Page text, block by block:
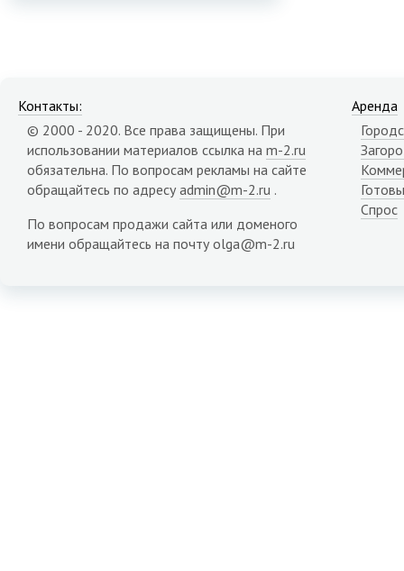
Контакты:
© 2000 - 2020. Все права защищены. При
использовании материалов ссылка на m-2.ru
обязательна. По вопросам рекламы на сайте
обращайтесь по адресу admin@m-2.ru .
По вопросам продажи сайта или доменого
имени обращайтесь на почту olga@m-2.ru
Аренда
Спрос